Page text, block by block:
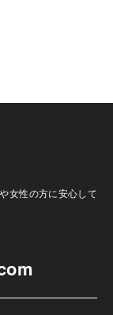
女性の方に安心して